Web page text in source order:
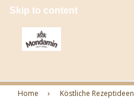
Skip to content
Home Köstliche Rezeptideen